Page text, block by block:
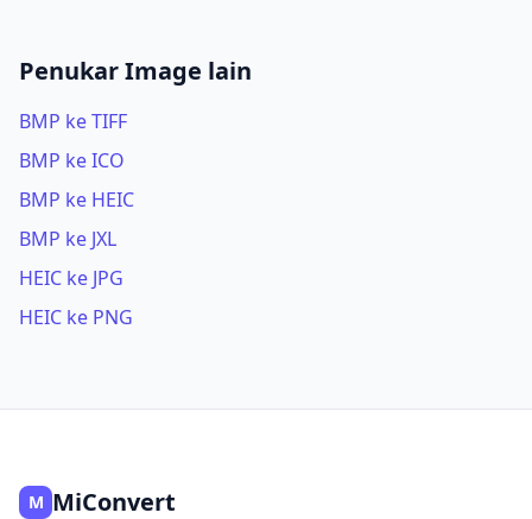
Penukar Image lain
BMP ke TIFF
BMP ke ICO
BMP ke HEIC
BMP ke JXL
HEIC ke JPG
HEIC ke PNG
M MiConvert